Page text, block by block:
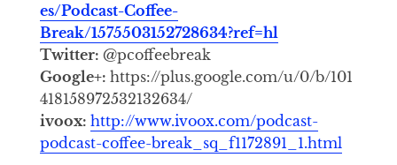
es/Podcast-Coffee-
Break/1575503152728634?ref=hl
Twitter: @pcoffeebreak
Google+: https://plus.google.com/u/0/b/101
418158972532132634/
ivoox: http://www.ivoox.com/podcast-
podcast-coffee-break_sq_f1172891_1.html